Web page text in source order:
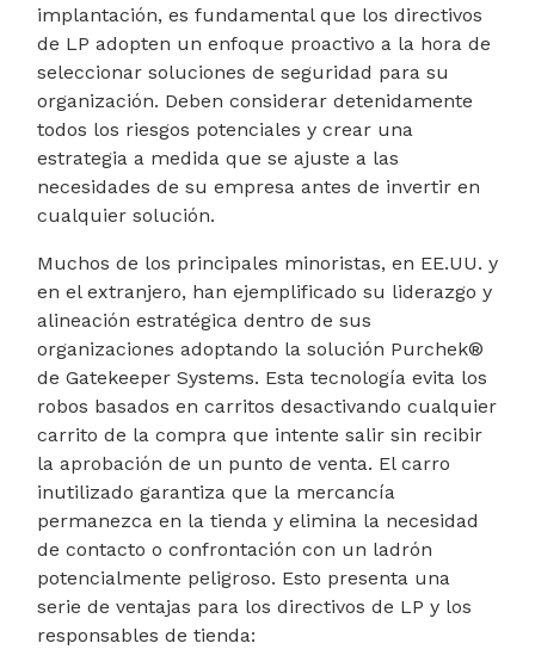
implantación, es fundamental que los directivos
de LP adopten un enfoque proactivo a la hora de
seleccionar soluciones de seguridad para su
organización. Deben considerar detenidamente
todos los riesgos potenciales y crear una
estrategia a medida que se ajuste a las
necesidades de su empresa antes de invertir en
cualquier solución.
Muchos de los principales minoristas, en EE.UU. y
en el extranjero, han ejemplificado su liderazgo y
alineación estratégica dentro de sus
organizaciones adoptando la solución Purchek®
de Gatekeeper Systems. Esta tecnología evita los
robos basados en carritos desactivando cualquier
carrito de la compra que intente salir sin recibir
la aprobación de un punto de venta. El carro
inutilizado garantiza que la mercancía
permanezca en la tienda y elimina la necesidad
de contacto o confrontación con un ladrón
potencialmente peligroso. Esto presenta una
serie de ventajas para los directivos de LP y los
responsables de tienda: